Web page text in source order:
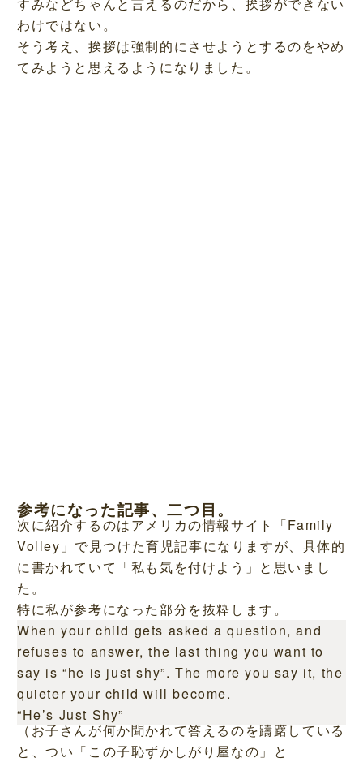
わけではない。
そう考え、挨拶は強制的にさせようとするのをやめ
てみようと思えるようになりました。
参考になった記事、二つ目。
次に紹介するのはアメリカの情報サイト「Family
Volley」で見つけた育児記事になりますが、具体的
に書かれていて「私も気を付けよう」と思いまし
た。
特に私が参考になった部分を抜粋します。
When your child gets asked a question, and
refuses to answer, the last thing you want to
say is “he is just shy”. The more you say it, the
quieter your child will become.
“He’s Just Shy”
（お子さんが何か聞かれて答えるのを躊躇している
と、つい「この子恥ずかしがり屋なの」と